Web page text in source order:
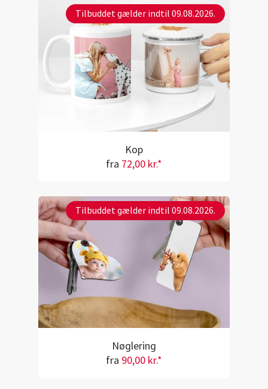
Tilbuddet gælder indtil 09.08.2026.
Kop
fra 72,00 kr.*
Tilbuddet gælder indtil 09.08.2026.
Nøglering
fra 90,00 kr.*